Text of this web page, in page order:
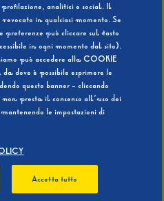
analitici e social. Il
revocato in qualsiasi momento. Se
preferenze può cliccare sul tasto
in ogni momento dal sito).
può accedere alla COOKIE
dove è possibile esprimere le
questo banner - cliccando
presta il consenso all’uso dei
le impostazioni di
Accetta tutto